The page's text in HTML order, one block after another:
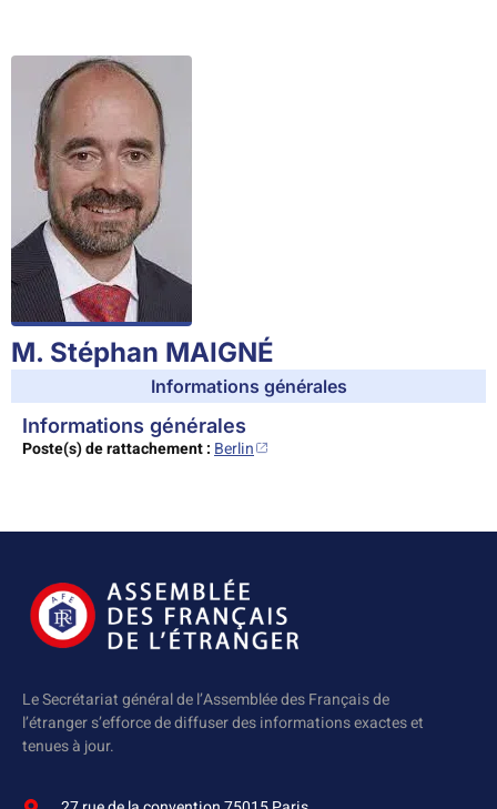
M. Stéphan MAIGNÉ
Informations générales
Informations générales
Poste(s) de rattachement : Berlin
Le Secrétariat général de l’Assemblée des Français de
l’étranger s’efforce de diffuser des informations exactes et
tenues à jour.